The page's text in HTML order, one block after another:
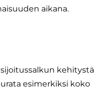
aikana.
kehitystä
esimerkiksi koko